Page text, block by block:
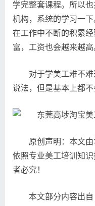
学完整套课程。所以
机构，系统的学习一下
在工作中不断的积累
富，工资也会越来越高
对于学美工难不
说法，但是基本上都不
原创声明：本文
依照专业美工培训知
者必究！
本文部分内容出自